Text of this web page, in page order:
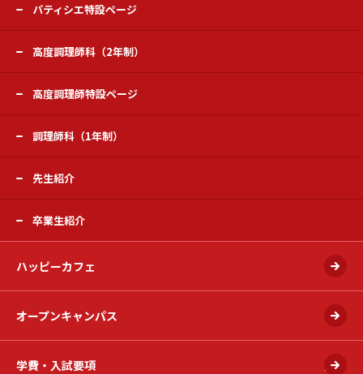
パティシエ特設ページ
高度調理師科（2年制）
高度調理師特設ページ
調理師科（1年制）
先生紹介
卒業生紹介
ハッピーカフェ
オープンキャンパス
学費・入試要項 開く